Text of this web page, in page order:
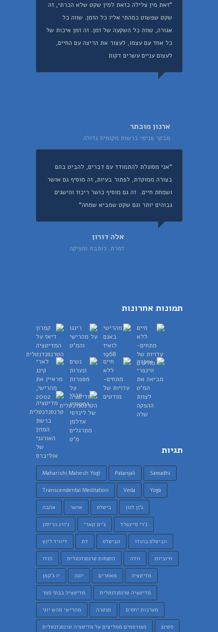
"זאת מין צלילה כזאת למין שקט שלא הכרתי, זה
שקט שפשוט כמהתי אליו כל הזמן. שווה כל
אגורה, שווה כל השקעה של זמן. זה זמן איכות של
כל אחד עם עצמו, לעצור את הריצה עם החיים,
לעצום עניים עשרים דקות
ארנון מוכתר
מבקר פנימי ברשות מקומית גדולה
"אני מסוגלת להתמודד עם דברים, להביט בהם
בצורה ממוקדת, לפתור בעיות, זה מוסיף גם אושר
ושמחת חיים. זה גם מוסיף כושר ריכוז והישגים
גבוהים יותר וגם שקט שמביא שמחה"
אלה דורון
זמרת, כותבת ומפיקה
תמונות אחרונות
תגיות
Maharishi Mahesh Yogi Patanjali Samadhi
Transcendental Meditation Veda Yoga
אהבה אושר ביטלס ג'ון לנון
ג'ורג הריסון ג'ים קארי ג'רי סיינפלד
דיוויד לינץ דת הביטלס הביטלס בהודו
הודו התנסות טרנסנדנטלית וודה חיוביות
יו ג'קמן יוגה מאמרים מדיטציה
מדיטציה בבתי ספר מדיטציה טרנסנדנטלית
מהרישי מהש יוגי מנטרה מערכות יחסים
מפורסמים ממליצים על מדיטציה טרנסנדנטלית סטינג